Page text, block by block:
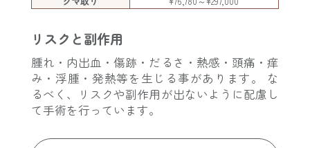
リスクと副作用
腫れ・内出血・傷跡・だるさ・熱感・頭痛・痒
み・浮腫・発熱等を生じる事があります。 な
るべく、リスクや副作用が出ないように配慮し
て手術を行っています。